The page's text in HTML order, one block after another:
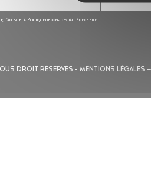
j’accepte la Politique de confidentialitéde ce site
DROIT RÉSERVÉS - MENTIONS LÉGALES